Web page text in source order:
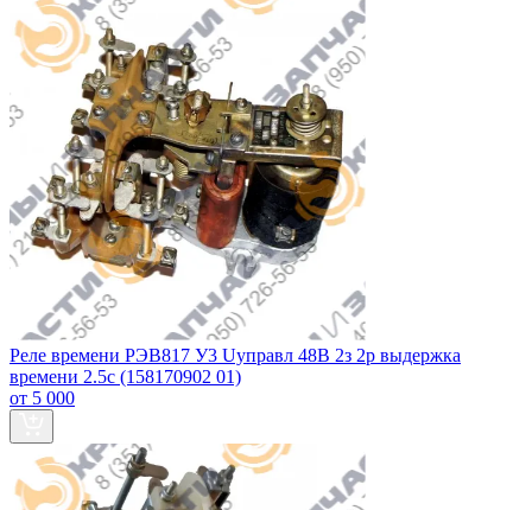
Реле времени РЭВ817 У3 Uуправл 48В 2з 2р выдержка
времени 2.5с (158170902 01)
от 5 000